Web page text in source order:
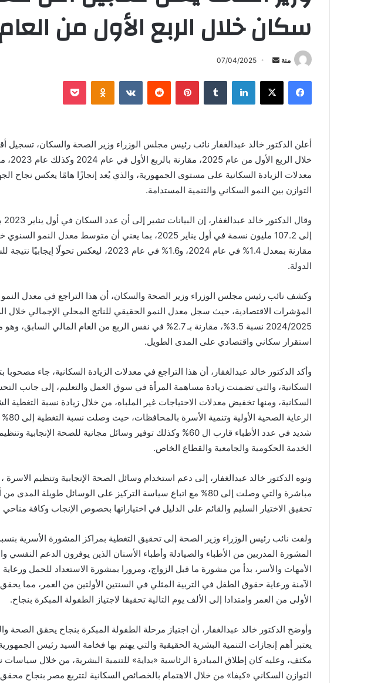
سكان خلال الربع الأول من
منة
أرسل
إلكترونيا
07/04/2025
فيسبوك X لينكدإن بينتيريست Odnoklassniki
بوكيت
أعلن الدكتور خالد عبدالغفار نائب رئيس مجلس الوزراء وزير الصحة والسكان،
خلال
معدلات الزيادة السكانية على مستوى الجمهورية، والذي يُعد إنجازًا هامًا يعكس نجاح
التوازن بين النمو السكاني والتنمية المستدامة.
مقارنة بمعدل 1.4% في عام 2024، و1.6% في عام 2023،
الدولة.
وكشف نائب رئيس مجلس الوزراء وزير الصحة والسكان، أن هذا التراجع في معدل
المؤشرات الاقتصادية، حيث سجل معدل النمو الحقيقي للناتج المحلي الإجمالي خلال
2024/2025 نسبة 3.5%، مقارنة بـ 2.7% في نفس الربع من العام
استقرار سكاني واقتصادي على المدى الطويل.
وأكد الدكتور خالد عبدالغفار، أن هذا التراجع في معدلات الزيادة السكانية، جاء
السكانية، والتي تضمنت زيادة مساهمة المرأة في سوق العمل والتعليم، إلى جانب
السكانية، ومنها تخفيض معدلات الاحتياجات غير الملباه، من خلال زيادة نسبة التغطية
شديد في عدد الأطباء قارب ال 60% وكذلك توفير وسائل مجانية للصحة
الخدمة الحكومية والجامعية والقطاع الخاص.
ونوه الدكتور خالد عبدالغفار، إلى دعم استخدام وسائل الصحة الإنجابية وتنظيم
مباشرة والتي وصلت إلى 80% مع اتباع سياسة التركيز على الوسائل طويلة
تحقيق الاختيار السليم والقائم على الدليل في اختياراتها بخصوص الإنجاب وكافة مناحي
المشورة المدربين من الأطباء والصيادلة وأطباء الأسنان الذين يوفرون الدعم النفسي
الأمهات والأسر، بدأ من مشورة ما قبل الزواج، ومرورا بمشورة الاستعداد للحمل ورعاية
الآمنة ورعاية حقوق الطفل في التربية المثلي في السنتين الأولتين من العمر، مما
الأولى من العمر وامتدادا إلى الألف يوم التالية تحقيقا لاجتياز الطفولة المبكرة بنجاح.
وأوضح الدكتور خالد عبدالغفار، أن اجتياز مرحلة الطفولة المبكرة بنجاح يحقق الصحة
يعتبر أهم إنجازات التنمية البشرية الحقيقية والتي يهتم بها فخامة السيد رئيس
مكثف، وعليه كان إطلاق المبادرة الرئاسية «بداية» للتنمية البشرية، من خلال سياسات
التوازن السكاني «كيفا» من خلال الاهتمام بالخصائص السكانية لتتربع مصر بنجاح